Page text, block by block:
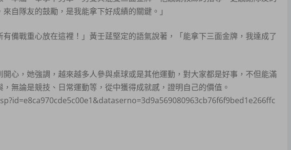
自隊友的鼓勵，是我能拿下好成績的關鍵。」
有備戰重心放在這裡！」黃壬莛堅定的語氣說著，「能拿下三面金牌，我達成了
心，她強調，越來越多人參與桌球或是其他運動，對大家都是好事，不但能滿
無論是競技、日常運動等，從中獲得成就感，證明自己的價值。